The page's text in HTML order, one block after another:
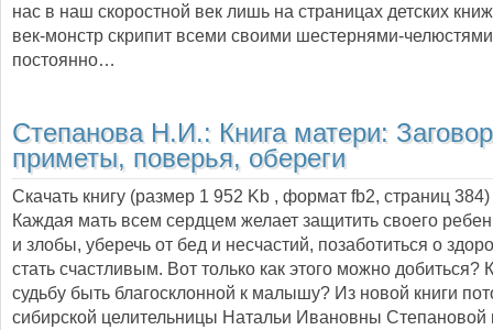
нас в наш скоростной век лишь на страницах детских
век-монстр скрипит всеми своими шестернями-
постоянно…
Степанова Н.И.: Книга матери:
приметы, поверья, обереги
Скачать книгу (размер 1 952 Kb , формат fb2, страниц 384
Каждая мать всем сердцем желает защитить своего
и злобы, уберечь от бед и несчастий, позаботиться о
стать счастливым. Вот только как этого можно добиться?
судьбу быть благосклонной к малышу? Из новой книги
сибирской целительницы Натальи Ивановны Степановой